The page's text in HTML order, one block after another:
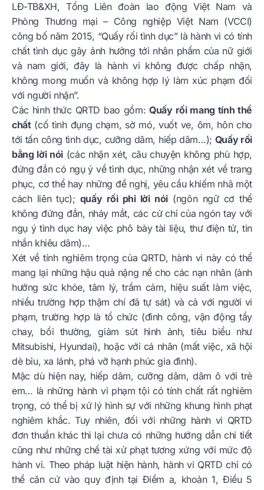
LĐ-TB&XH, Tổng Liên đoàn lao động Việt Nam và
Phòng Thương mại – Công nghiệp Việt Nam (VCCI)
công bố năm 2015, “Quấy rối tình dục” là hành vi có tính
chất tình dục gây ảnh hưởng tới nhân phẩm của nữ giới
và nam giới, đây là hành vi không được chấp nhận,
không mong muốn và không hợp lý làm xúc phạm đối
với người nhận”.
Các hình thức QRTD bao gồm:Quấy rối mang tính thể
chất(cố tình đụng chạm, sờ mó, vuốt ve, ôm, hôn cho
tới tấn công tình dục, cưỡng dâm, hiếp dâm…); Quấy rối
bằng lời nói(các nhận xét, câu chuyện không phù hợp,
đứng đắn có ngụ ý về tình dục, những nhận xét về trang
phục, cơ thể hay những đề nghị, yêu cầu khiếm nhã một
cách liên tục); quấy rối phi lời nói(ngôn ngữ cơ thể
không đứng đắn, nháy mắt, các cử chỉ của ngón tay với
ngụ ý tình dục hay việc phô bày tài liệu, thư điện tử, tin
nhắn khiêu dâm)…
Xét về tính nghiêm trọng của QRTD, hành vi này có thể
mang lại những hậu quả nặng nề cho các nạn nhân (ảnh
hưởng sức khỏe, tâm lý, trầm cảm, hiệu suất làm việc,
nhiều trường hợp thậm chí đã tự sát) và cả với người vi
phạm, trường hợp là tổ chức (đình công, vận động tẩy
chay, bồi thường, giảm sút hình ảnh, tiêu biểu như
Mitsubishi, Hyundai), hoặc với cá nhân (mất việc, xã hội
dè bỉu, xa lánh, phá vỡ hạnh phúc gia đình).
Mặc dù hiện nay, hiếp dâm, cưỡng dâm, dâm ô với trẻ
em… là những hành vi phạm tội có tính chất rất nghiêm
trọng, có thể bị xử lý hình sự với những khung hình phạt
nghiêm khắc. Tuy nhiên, đối với những hành vi QRTD
đơn thuần khác thì lại chưa có những hướng dẫn chi tiết
cũng như những chế tài xử phạt tương xứng với mức độ
hành vi. Theo pháp luật hiện hành, hành vi QRTD chỉ có
thể căn cứ vào quy định tại Điểm a, khoản 1, Điều 5